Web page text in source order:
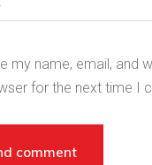
my name, email, and
for the next time I